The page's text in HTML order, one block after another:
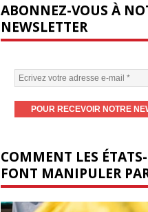
ABONNEZ-VOUS À
NEWSLETTER
COMMENT LES
FONT MANIPULER